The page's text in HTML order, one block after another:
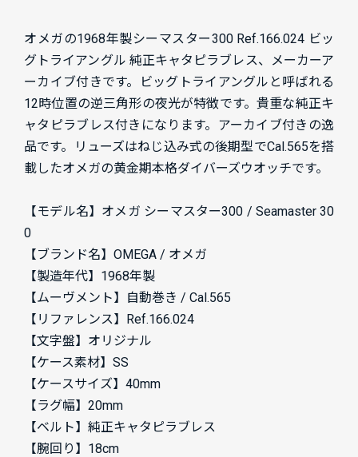
オメガの1968年製シーマスター300 Ref.166.024 ビッ
グトライアングル 純正キャタピラブレス、メーカーア
ーカイブ付きです。ビッグトライアングルと呼ばれる
12時位置の逆三角形の夜光が特徴です。貴重な純正キ
ャタピラブレス付きになります。アーカイブ付きの逸
品です。リューズはねじ込み式の後期型でCal.565を搭
載したオメガの黄金期本格ダイバーズウオッチです。
【モデル名】オメガ シーマスター300 / Seamaster 30
0
【ブランド名】OMEGA / オメガ
【製造年代】1968年製
【ムーヴメント】自動巻き / Cal.565
【リファレンス】Ref.166.024
【文字盤】オリジナル
【ケース素材】SS
【ケースサイズ】40mm
【ラグ幅】20mm
【ベルト】純正キャタピラブレス
【腕回り】18cm